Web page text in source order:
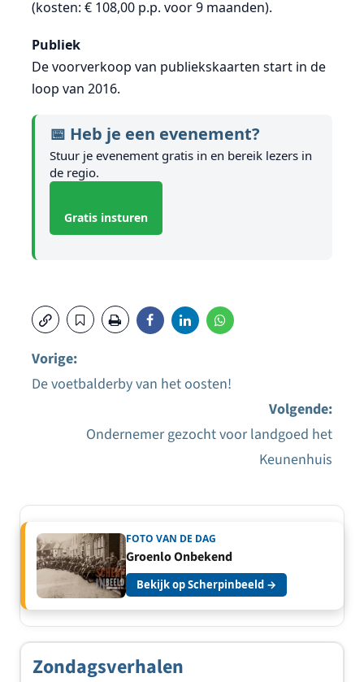
(kosten: € 108,00 p.p. voor 9 maanden).
Publiek
De voorverkoop van publiekskaarten start in de
loop van 2016.
📅 Heb je een evenement?
Stuur je evenement gratis in en bereik lezers in
de regio.
Gratis insturen
navigatie
Vorige:
De voetbalderby van het oosten!
Volgende:
Ondernemer gezocht voor landgoed het
Keunenhuis
FOTO VAN DE DAG
Groenlo Onbekend
Bekijk op Scherpinbeeld →
Zondagsverhalen